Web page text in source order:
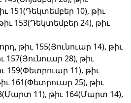
151(Դեկտեմբեր 10), թիւ
153(Դեկտեմբեր 24), թիւ
թիւ 155(Յունուար 14), թիւ
157(Յունուար 28), թիւ
159(Փետրուար 11), թիւ
161(Փետրուար 25), թիւ
11), թիւ 164(Մարտ 14),